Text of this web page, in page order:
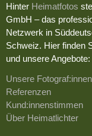
Hinter Heimatfotos
GmbH – das
Netzwerk in
Schweiz. Hier finden
und unsere Angebote:
Unsere Fotograf:innen
Referenzen
Kund:innenstimmen
Über Heimatlichter